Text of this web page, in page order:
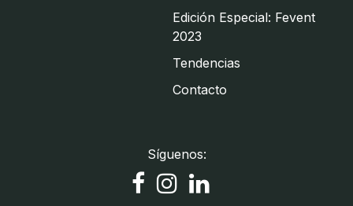
Edición Especial: Fevent
2023
Tendencias
Contacto
Síguenos: